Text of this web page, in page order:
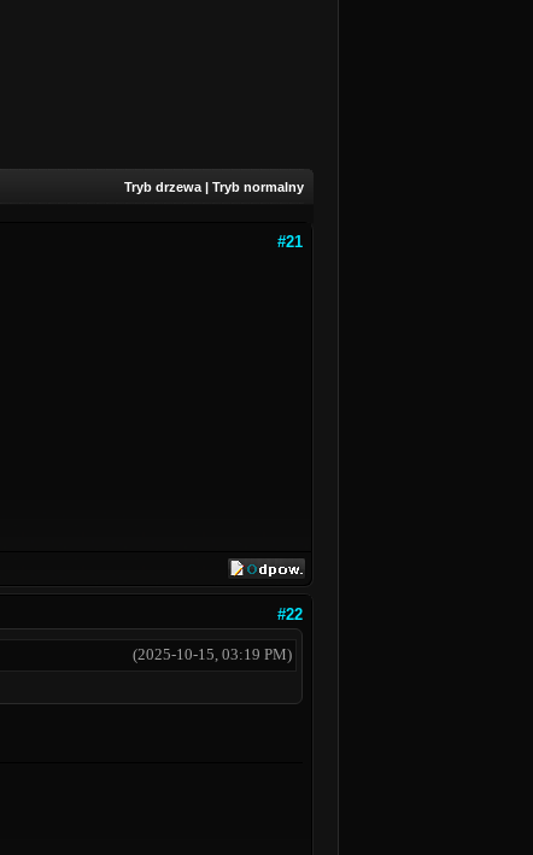
Tryb drzewa | Tryb normalny
#21
#22
(2025-10-15, 03:19 PM)